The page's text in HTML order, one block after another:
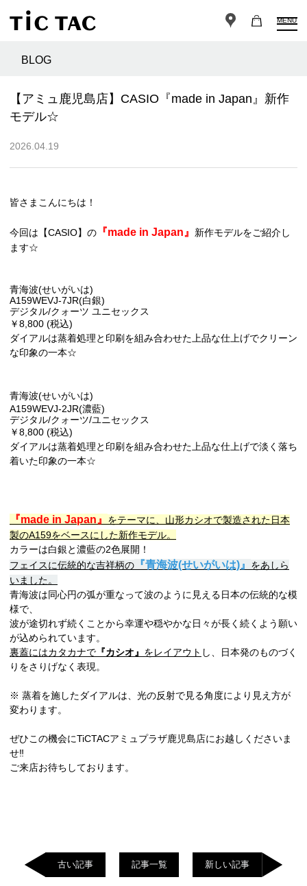
MENU
BLOG
【アミュ鹿児島店】CASIO『made in Japan』新作
モデル☆
2026.04.19
皆さまこんにちは！
今回は【CASIO】の 『made in Japan』 新作モデルをご紹介し
ます☆
青海波(せいがいは)
A159WEVJ-7JR(白銀)
デジタル/クォーツ ユニセックス
￥8,800 (税込)
ダイアルは蒸着処理と印刷を組み合わせた上品な仕上げでクリーン
な印象の一本☆
青海波(せいがいは)
A159WEVJ-2JR(濃藍)
デジタル/クォーツ/ユニセックス
￥8,800 (税込)
ダイアルは蒸着処理と印刷を組み合わせた上品な仕上げで淡く落ち
着いた印象の一本☆
『made in Japan』 をテーマに、山形カシオで製造された日本
製のA159をベースにした新作モデル。
カラーは白銀と濃藍の2色展開！
フェイスに伝統的な吉祥柄の 『青海波(せいがいは)』 をあしら
いました。
青海波は同心円の弧が重なって波のように見える日本の伝統的な模
様で、
波が途切れず続くことから幸運や穏やかな日々が長く続くよう願い
が込められています。
裏蓋にはカタカナで 『カシオ』 をレイアウト し、日本発のものづく
りをさりげなく表現。
※ 蒸着を施したダイアルは、光の反射で見る角度により見え方が
変わります。
ぜひこの機会にTiCTACアミュプラザ鹿児島店にお越しくださいま
せ‼︎
ご来店お待ちしております。
古い記事 記事一覧 新しい記事